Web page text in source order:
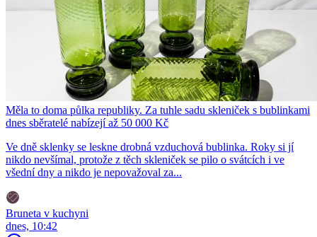
Měla to doma půlka republiky. Za tuhle sadu skleniček s bublinkami
dnes sběratelé nabízejí až 50 000 Kč
Ve dně sklenky se leskne drobná vzduchová bublinka. Roky si jí
nikdo nevšímal, protože z těch skleniček se pilo o svátcích i ve
všední dny a nikdo je nepovažoval za...
Bruneta v kuchyni
dnes, 10:42